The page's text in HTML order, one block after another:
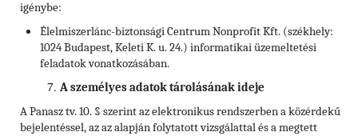
igénybe:
Élelmiszerlánc-biztonsági Centrum Nonprofit Kft. (székhely:
1024 Budapest, Keleti K. u. 24.) informatikai üzemeltetési
feladatok vonatkozásában.
A személyes adatok tárolásának ideje
A Panasz tv. 10. § szerint az elektronikus rendszerben a közérdekű
bejelentéssel, az az alapján folytatott vizsgálattal és a megtett